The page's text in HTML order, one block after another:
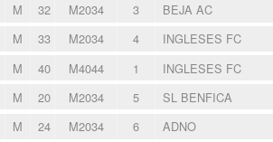
M 32 M2034 3 BEJA AC
M 33 M2034 4 INGLESES FC
M 40 M4044 1 INGLESES FC
M 20 M2034 5 SL BENFICA
M 24 M2034 6 ADNO